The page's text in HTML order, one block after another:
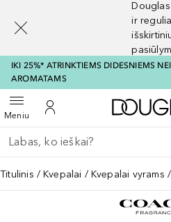
ir
IKI 25%* ATRINKTIEMS DIDESNIEMS
AROMATAMS
MeniuAtidaryti meniuĮ mano paskyrą
Grįžk atgal
Vykdykite paiešką
Titulinis Kvepalai Kvepalai vyrams
[navigation.slideout.screenreader]